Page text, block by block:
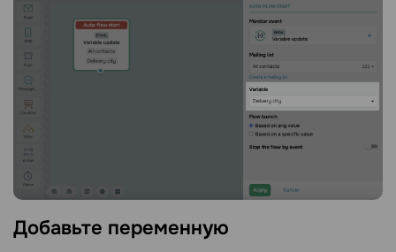
Добавьте переменную